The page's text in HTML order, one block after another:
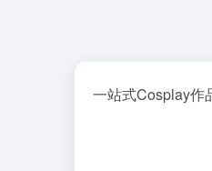
一站式Cosplay作